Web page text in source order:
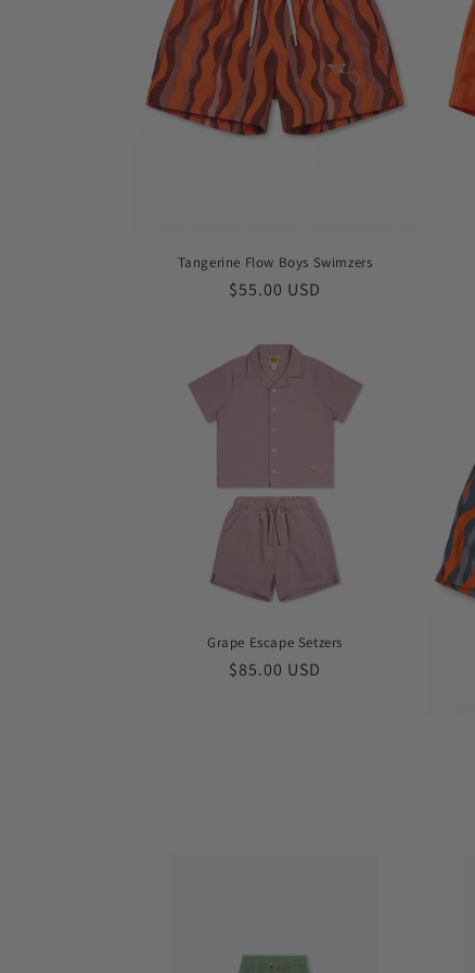
ц
и
Tangerine Flow Boys Swimzers
Обычная
$55.00 USD
Grape Escape Setzers
Обычная
$85.00 USD